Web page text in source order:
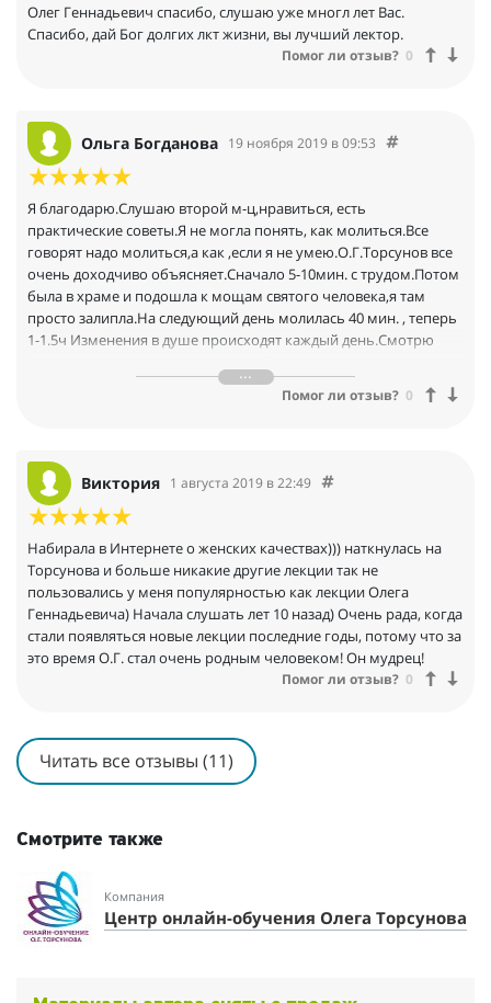
Олег Геннадьевич спасибо, слушаю уже многл лет Вас.
Спасибо, дай Бог долгих лкт жизни, вы лучший лектор.
Помог ли отзыв? 0
Ольга Богданова 19 ноября 2019 в 09:53
Я благодарю.Слушаю второй м-ц,нравиться, есть
практические советы.Я не могла понять, как молиться.Все
говорят надо молиться,а как ,если я не умею.О.Г.Торсунов все
очень доходчиво объясняет.Сначало 5-10мин. с трудом.Потом
была в храме и подошла к мощам святого человека,я там
просто залипла.На следующий день молилась 40 мин. , теперь
1-1.5ч Изменения в душе происходят каждый день.Смотрю
желаниями.Сейчас остановилась и удивляюсь.Во наворотила
за жизнь-то,ужас.На физическом плане,почувствовала,где
понятно,но надо действовать просто так ничего не
будет.Очень мало есть лекторов, где бы так хорошо
объясняли как надо,что надо и для чего надо.О.Г. вы делаете
в своем сердце Бога.
Помог ли отзыв? 0
Виктория 1 августа 2019 в 22:49
Набирала в Интернете о женских качествах))) наткнулась на
Торсунова и больше никакие другие лекции так не
пользовались у меня популярностью как лекции Олега
Геннадьевича) Начала слушать лет 10 назад) Очень рада, когда
стали появляться новые лекции последние годы, потому что за
это время О.Г. стал очень родным человеком! Он мудрец!
Помог ли отзыв? 0
Читать все отзывы (11)
Смотрите также
Компания
Центр онлайн-обучения Олега Торсунова